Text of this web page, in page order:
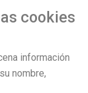
cookies
información
nombre,